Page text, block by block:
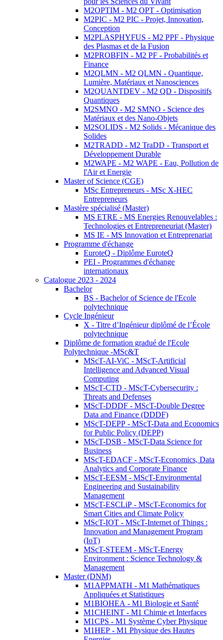
M2OPTIM - M2 OPT - Optimisation
M2PIC - M2 PIC - Projet, Innovation,
Conception
M2PLASPHYFUS - M2 PPF - Physique
des Plasmas et de la Fusion
M2PROBFIN - M2 PF - Probabilités et
Finance
M2QLMN - M2 QLMN - Quantique,
Lumière, Matériaux et Nanosciences
M2QUANTDEV - M2 QD - Dispositifs
Quantiques
M2SMNO - M2 SMNO - Science des
Matériaux et des Nano-Objets
M2SOLIDS - M2 Solids - Mécanique des
Solides
M2TRADD - M2 TraDD - Transport et
Développement Durable
M2WAPE - M2 WAPE - Eau, Pollution de
l'Air et Energie
Master of Science (CGE)
MSc Entrepreneurs - MSc X-HEC
Entrepreneurs
Mastère spécialisé (Master)
MS ETRE - MS Energies Renouvelables :
Technologies et Entrepreneuriat (Master)
MS IE - MS Innovation et Entreprenariat
Programme d'échange
EuroteQ - Diplôme EuroteQ
PEI - Programmes d'échange
internationaux
Catalogue 2023 - 2024
Bachelor
BS - Bachelor of Science de l'Ecole
polytechnique
Cycle Ingénieur
X - Titre d’Ingénieur diplômé de l’École
polytechnique
Diplôme de formation gradué de l'Ecole
Polytechnique -MSc&T
MScT-AI-ViC - MScT-Artificial
Intelligence and Advanced Visual
Computing
MScT-CTD - MScT-Cybersecurity :
Threats and Defenses
MScT-DDDF - MScT-Double Degree
Data and Finance (DDDF)
MScT-DEPP - MScT-Data and Economics
for Public Policy (DEPP)
MScT-DSB - MScT-Data Science for
Business
MScT-EDACF - MScT-Economics, Data
Analytics and Corporate Finance
MScT-EESM - MScT-Environmental
Engineering and Sustainability
Management
MScT-ESCLiP - MScT-Economics for
Smart Cities and Climate Policy
MScT-IOT - MScT-Internet of Things :
Innovation and Management Program
(IoT)
MScT-STEEM - MScT-Energy
Environment : Science Technology &
Management
Master (DNM)
M1APPMATH - M1 Mathématiques
Appliquées et Statistiques
M1BIOHEA - M1 Biologie et Santé
M1CHEINT - M1 Chimie et Interfaces
M1CPS - M1 Système Cyber Physique
M1HEP - M1 Physique des Hautes